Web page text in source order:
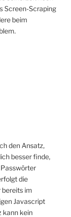
Screen-Scraping
beim
den Ansatz,
besser finde,
die
bereits im
Javascript
kann kein